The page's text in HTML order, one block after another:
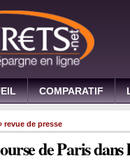
COMPARATIF
revue de presse
de Paris dans